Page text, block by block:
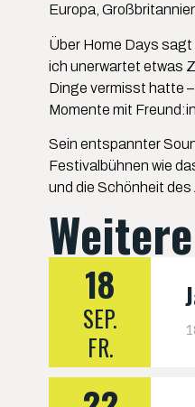
Europa,
Über Home Days
ich unerwartet etwas
Dinge vermisst hatte
Momente mit
Sein entspannter
Festivalbühnen wie
und die Schönheit
18
SEP.
FR.